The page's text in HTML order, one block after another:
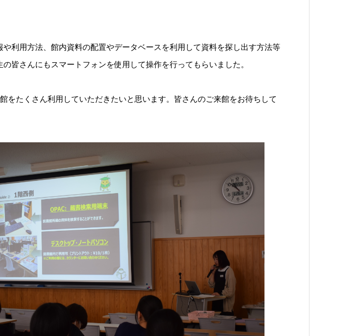
や利用方法、館内資料の配置やデータベースを利用して資料を探し出す方法等
の皆さんにもスマートフォンを使用して操作を行ってもらいました。
をたくさん利用していただきたいと思います。皆さんのご来館をお待ちして